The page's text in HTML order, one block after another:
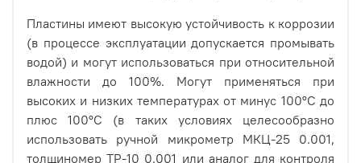
Пластины имеют высокую устойчивость к коррозии
(в процессе эксплуатации допускается промывать
водой) и могут использоваться при относительной
влажности до 100%. Могут применяться при
высоких и низких температурах от минус 100°С до
плюс 100°С (в таких условиях целесообразно
использовать ручной микрометр МКЦ-25 0.001,
толщиномер ТР-10 0.001 или аналог для контроля